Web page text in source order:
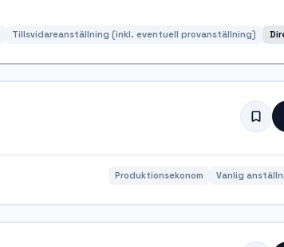
Tillsvidareanställning (inkl. eventuell provanställning)
Produktionsekonom Vanlig